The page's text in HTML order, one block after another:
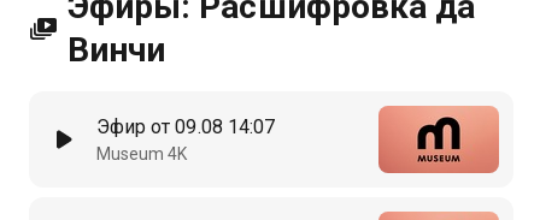
Винчи
Эфир от 09.08 14:07
Museum 4K